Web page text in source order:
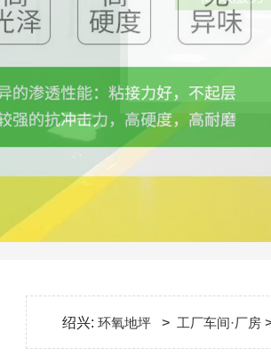
绍兴: 环氧地坪 > 工厂车间·厂房